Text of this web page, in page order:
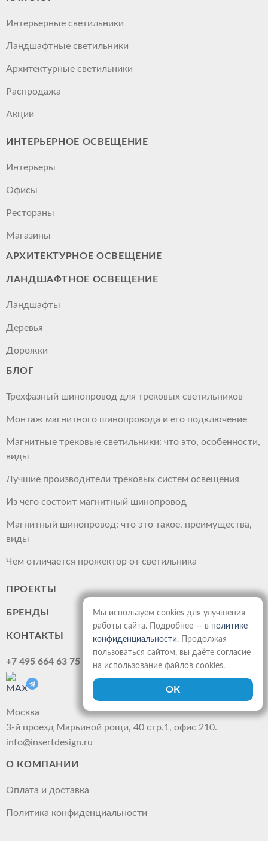
Интерьерные светильники
Ландшафтные светильники
Архитектурные светильники
Распродажа
Акции
ИНТЕРЬЕРНОЕ ОСВЕЩЕНИЕ
Интерьеры
Офисы
Рестораны
Магазины
АРХИТЕКТУРНОЕ ОСВЕЩЕНИЕ
ЛАНДШАФТНОЕ ОСВЕЩЕНИЕ
Ландшафты
Деревья
Дорожки
БЛОГ
Трехфазный шинопровод для трековых светильников
Монтаж магнитного шинопровода и его подключение
Магнитные трековые светильники: что это, особенности,
виды
Лучшие производители трековых систем освещения
Из чего состоит магнитный шинопровод
Магнитный шинопровод: что это такое, преимущества,
виды
Чем отличается прожектор от светильника
ПРОЕКТЫ
БРЕНДЫ
КОНТАКТЫ
+7 495 664 63 75
Москва
3-й проезд Марьиной рощи, 40 стр.1, офис 210.
info@insertdesign.ru
О КОМПАНИИ
Оплата и доставка
Политика конфиденциальности
Мы используем cookies для улучшения
работы сайта. Подробнее — в политике
конфиденциальности. Продолжая
пользоваться сайтом, вы даёте согласие
на использование файлов cookies.